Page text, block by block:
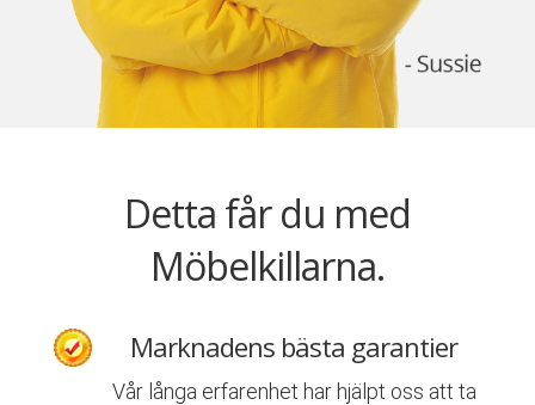
Detta får du med
Möbelkillarna.
Marknadens bästa garantier
Vår långa erfarenhet har hjälpt oss att ta